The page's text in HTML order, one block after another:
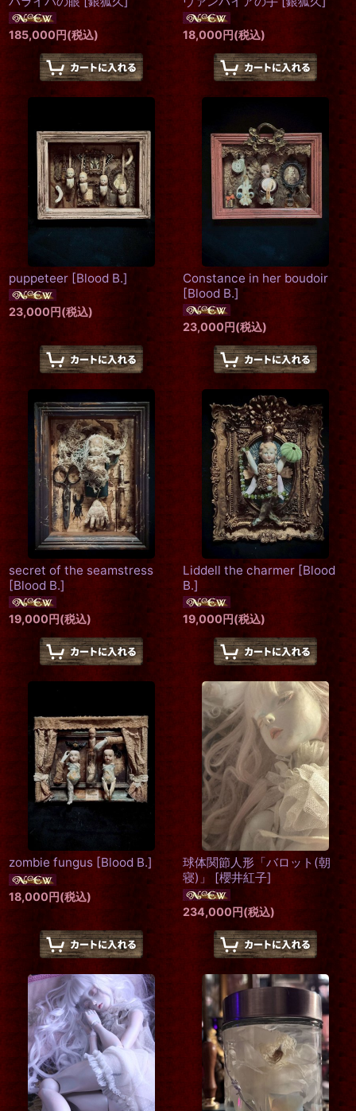
185,000円(税込) 18,000円(税込)
puppeteer [Blood B.]
23,000円(税込)
Constance in her boudoir
[Blood B.]
23,000円(税込)
secret of the seamstress
[Blood B.]
19,000円(税込)
Liddell the charmer [Blood
B.]
19,000円(税込)
zombie fungus [Blood B.]
18,000円(税込)
球体関節人形「バロット(朝
寝)」
[櫻井紅子]
234,000円(税込)